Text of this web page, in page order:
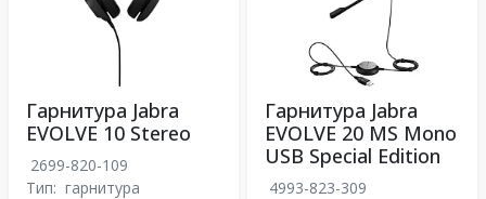
Гарнитура Jabra
EVOLVE 10 Stereo
2699-820-109
Тип: гарнитура
Гарнитура Jabra
EVOLVE 20 MS Mono
USB Special Edition
4993-823-309